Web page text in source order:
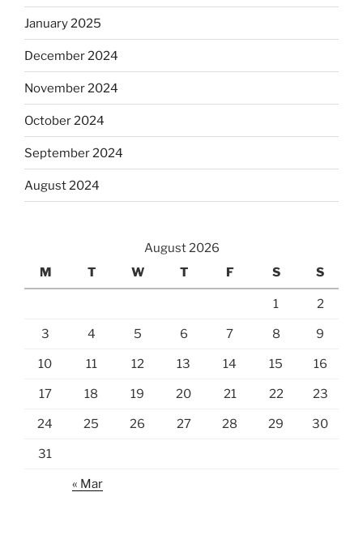
January 2025
December 2024
November 2024
October 2024
September 2024
August 2024
August 2026
M
T W T F S S
1 2
3 4 5 6 7 8 9
10 11 12 13 14 15 16
17 18 19 20 21 22 23
24 25 26 27 28 29 30
31
« Mar